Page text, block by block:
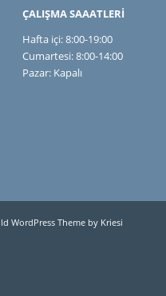
ÇALIŞMA SAAATLERİ
Hafta içi: 8:00-19:00
Cumartesi: 8:00-14:00
Pazar: Kapalı
WordPress Theme by Kriesi